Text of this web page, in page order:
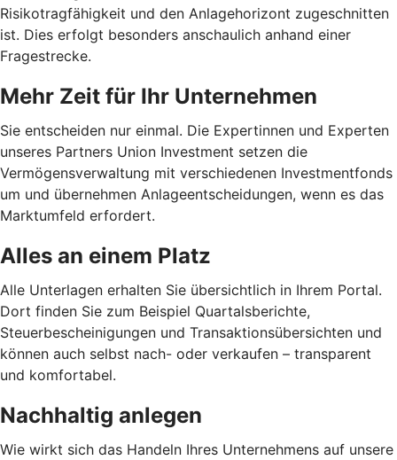
Risikotragfähigkeit und den Anlagehorizont zugeschnitten
ist. Dies erfolgt besonders anschaulich anhand einer
Fragestrecke.
Mehr Zeit für Ihr Unternehmen
Sie entscheiden nur einmal. Die Expertinnen und Experten
unseres Partners Union Investment setzen die
Vermögensverwaltung mit verschiedenen Investmentfonds
um und übernehmen Anlageentscheidungen, wenn es das
Marktumfeld erfordert.
Alles an einem Platz
Alle Unterlagen erhalten Sie übersichtlich in Ihrem Portal.
Dort finden Sie zum Beispiel Quartalsberichte,
Steuerbescheinigungen und Transaktionsübersichten und
können auch selbst nach- oder verkaufen – transparent
und komfortabel.
Nachhaltig anlegen
Wie wirkt sich das Handeln Ihres Unternehmens auf unsere